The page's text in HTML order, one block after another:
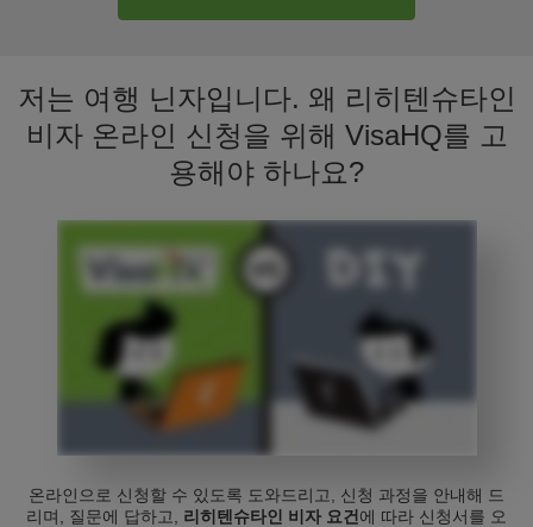
저는 여행 닌자입니다. 왜 리히텐슈타인
비자 온라인 신청을 위해 VisaHQ를 고
용해야 하나요?
온라인으로 신청할 수 있도록 도와드리고, 신청 과정을 안내해 드
리며, 질문에 답하고, 리히텐슈타인 비자 요건 에 따라 신청서를 오